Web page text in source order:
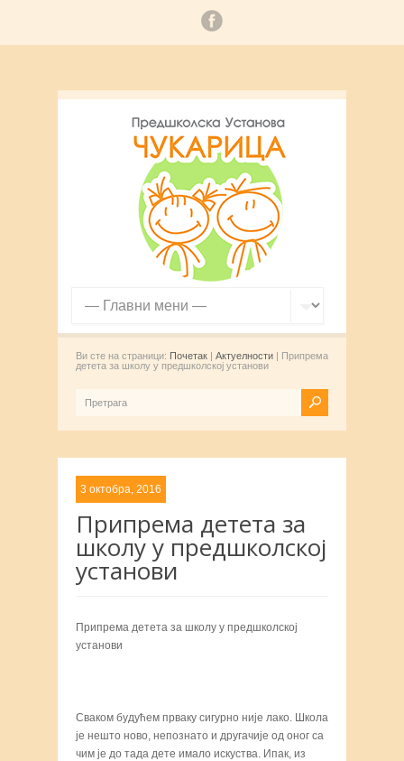
Ви сте на страници: Почетак | Актуелности | Припрема
детета за школу у предшколској установи
3 октобра, 2016
Припрема детета за
школу у предшколској
установи
Припрема детета за школу у предшколској
установи
Сваком будућем прваку сигурно није лако. Школа
је нешто ново, непознато и другачије од оног са
чим је до тада дете имало искуства. Ипак, из